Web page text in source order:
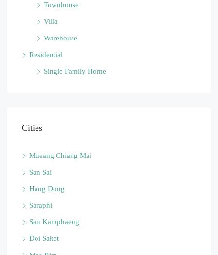
Townhouse
Villa
Warehouse
Residential
Single Family Home
Cities
Mueang Chiang Mai
San Sai
Hang Dong
Saraphi
San Kamphaeng
Doi Saket